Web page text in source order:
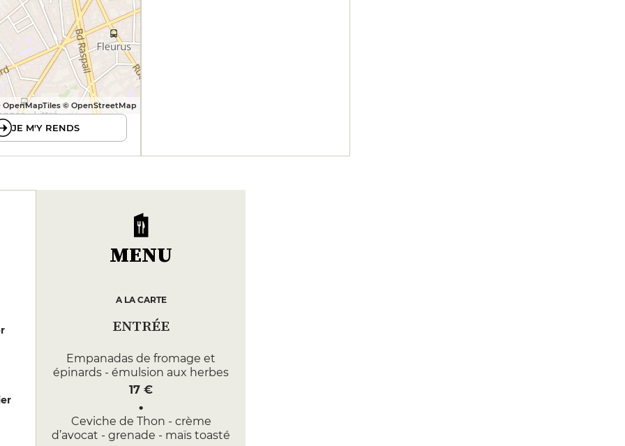
OpenMapTiles © OpenStreetMap
JE M'Y RENDS
MENU
A LA CARTE
ENTRÉE
Empanadas de fromage et
épinards - émulsion aux herbes
17 €
Ceviche de Thon - crème
d’avocat - grenade - maïs toasté